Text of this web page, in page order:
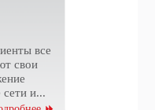
все
свои
сети и...